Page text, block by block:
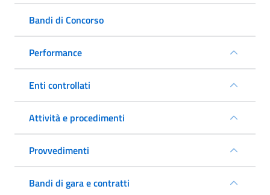
Bandi di Concorso
Performance
Enti controllati
Attività e procedimenti
Provvedimenti
Bandi di gara e contratti